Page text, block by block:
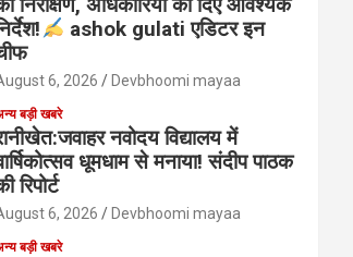
ashok gulati एडिटर इन
6, 2026 Devbhoomi mayaa
बड़ी खबरे
नवोदय विद्यालय में
धूमधाम से मनाया! संदीप पाठक
रिपोर्ट
6, 2026 Devbhoomi mayaa
बड़ी खबरे